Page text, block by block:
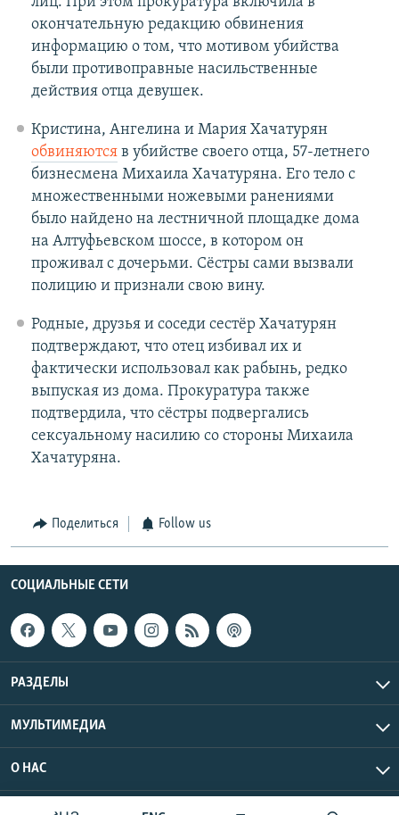
окончательную редакцию обвинения
информацию о том, что мотивом убийства
были противоправные насильственные
действия отца девушек.
Кристина, Ангелина и Мария Хачатурян
обвиняютсяв убийстве своего отца, 57-летнего
бизнесмена Михаила Хачатуряна. Его тело с
множественными ножевыми ранениями
было найдено на лестничной площадке дома
на Алтуфьевском шоссе, в котором он
проживал с дочерьми. Сёстры сами вызвали
полицию и признали свою вину.
Родные, друзья и соседи сестёр Хачатурян
подтверждают, что отец избивал их и
фактически использовал как рабынь, редко
выпуская из дома.​ Прокуратура также
подтвердила, что сёстры подвергались
сексуальному насилию со стороны Михаила
Хачатуряна.
Поделиться Follow us
СОЦИАЛЬНЫЕ СЕТИ
РАЗДЕЛЫ
МУЛЬТИМЕДИА
О НАС